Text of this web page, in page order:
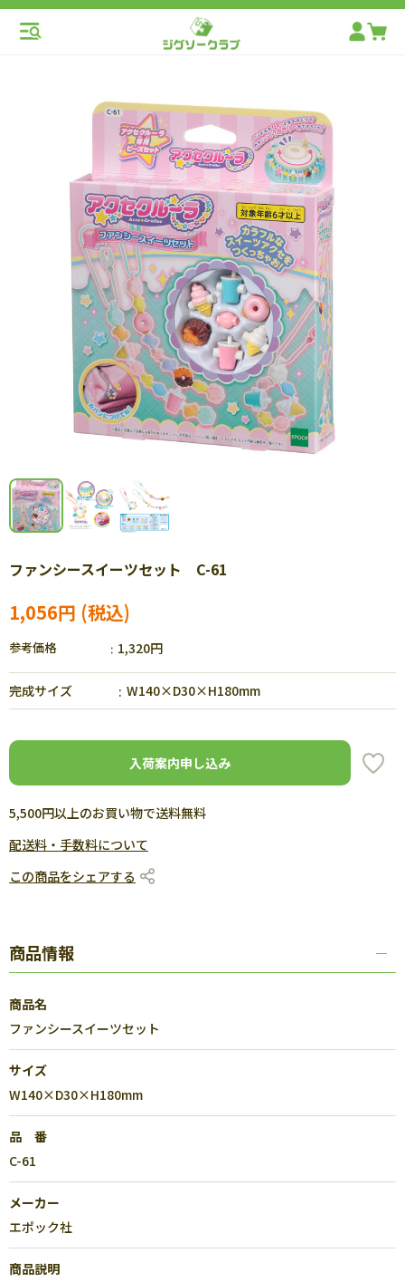
ファンシースイーツセット C-61
1,056円
参考価格 1,320円
完成サイズ W140×D30×H180mm
入荷案内申し込み
5,500円以上のお買い物で送料無料
配送料・手数料について
この商品をシェアする
商品情報
商品名
ファンシースイーツセット
サイズ
W140×D30×H180mm
品 番
C-61
メーカー
エポック社
商品説明